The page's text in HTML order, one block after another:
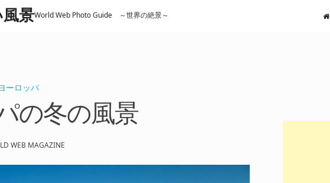
風景World Web Photo Guide ～世界の絶景～
ーロッパ
の冬の風景
WEB MAGAZINE